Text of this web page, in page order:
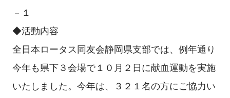
－１
◆活動内容
全日本ロータス同友会静岡県支部では、例年通り
今年も県下３会場で１０月２日に献血運動を実施
いたしました。今年は、３２１名の方にご協力い